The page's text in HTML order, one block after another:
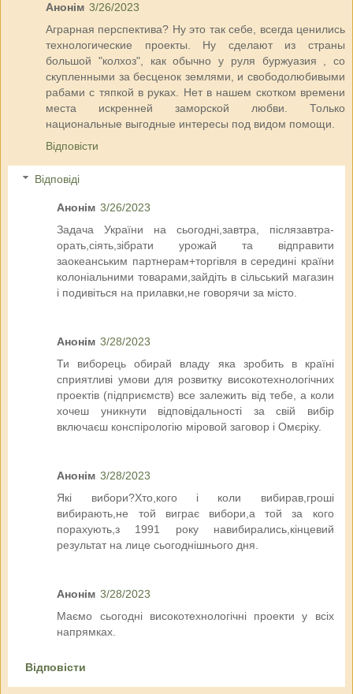
Анонім 3/26/2023
Аграрная перспектива? Ну это так себе, всегда ценились
технологические проекты. Ну сделают из страны
большой "колхоз", как обычно у руля буржуазия , со
скупленными за бесценок землями, и свободолюбивыми
рабами с тяпкой в руках. Нет в нашем скотком времени
места искренней заморской любви. Только
национальные выгодные интересы под видом помощи.
Відповісти
Відповіді
Анонім 3/26/2023
Задача України на сьогодні,завтра, післязавтра-
орать,сіять,зібрати урожай та відправити
заокеанським партнерам+торгівля в середині країни
колоніальними товарами,зайдіть в сільський магазин
і подивіться на прилавки,не говорячи за місто.
Анонім 3/28/2023
Ти виборець обирай владу яка зробить в країні
сприятливі умови для розвитку високотехнологічних
проектів (підприємств) все залежить від тебе, а коли
хочеш уникнути відповідальності за свій вибір
включаєш конспірологію міровой заговор і Омєріку.
Анонім 3/28/2023
Які вибори?Хто,кого і коли вибирав,гроші
вибирають,не той виграє вибори,а той за кого
порахують,з 1991 року навибирались,кінцевий
результат на лице сьогоднішнього дня.
Анонім 3/28/2023
Маємо сьогодні високотехнологічні проекти у всіх
напрямках.
Відповісти